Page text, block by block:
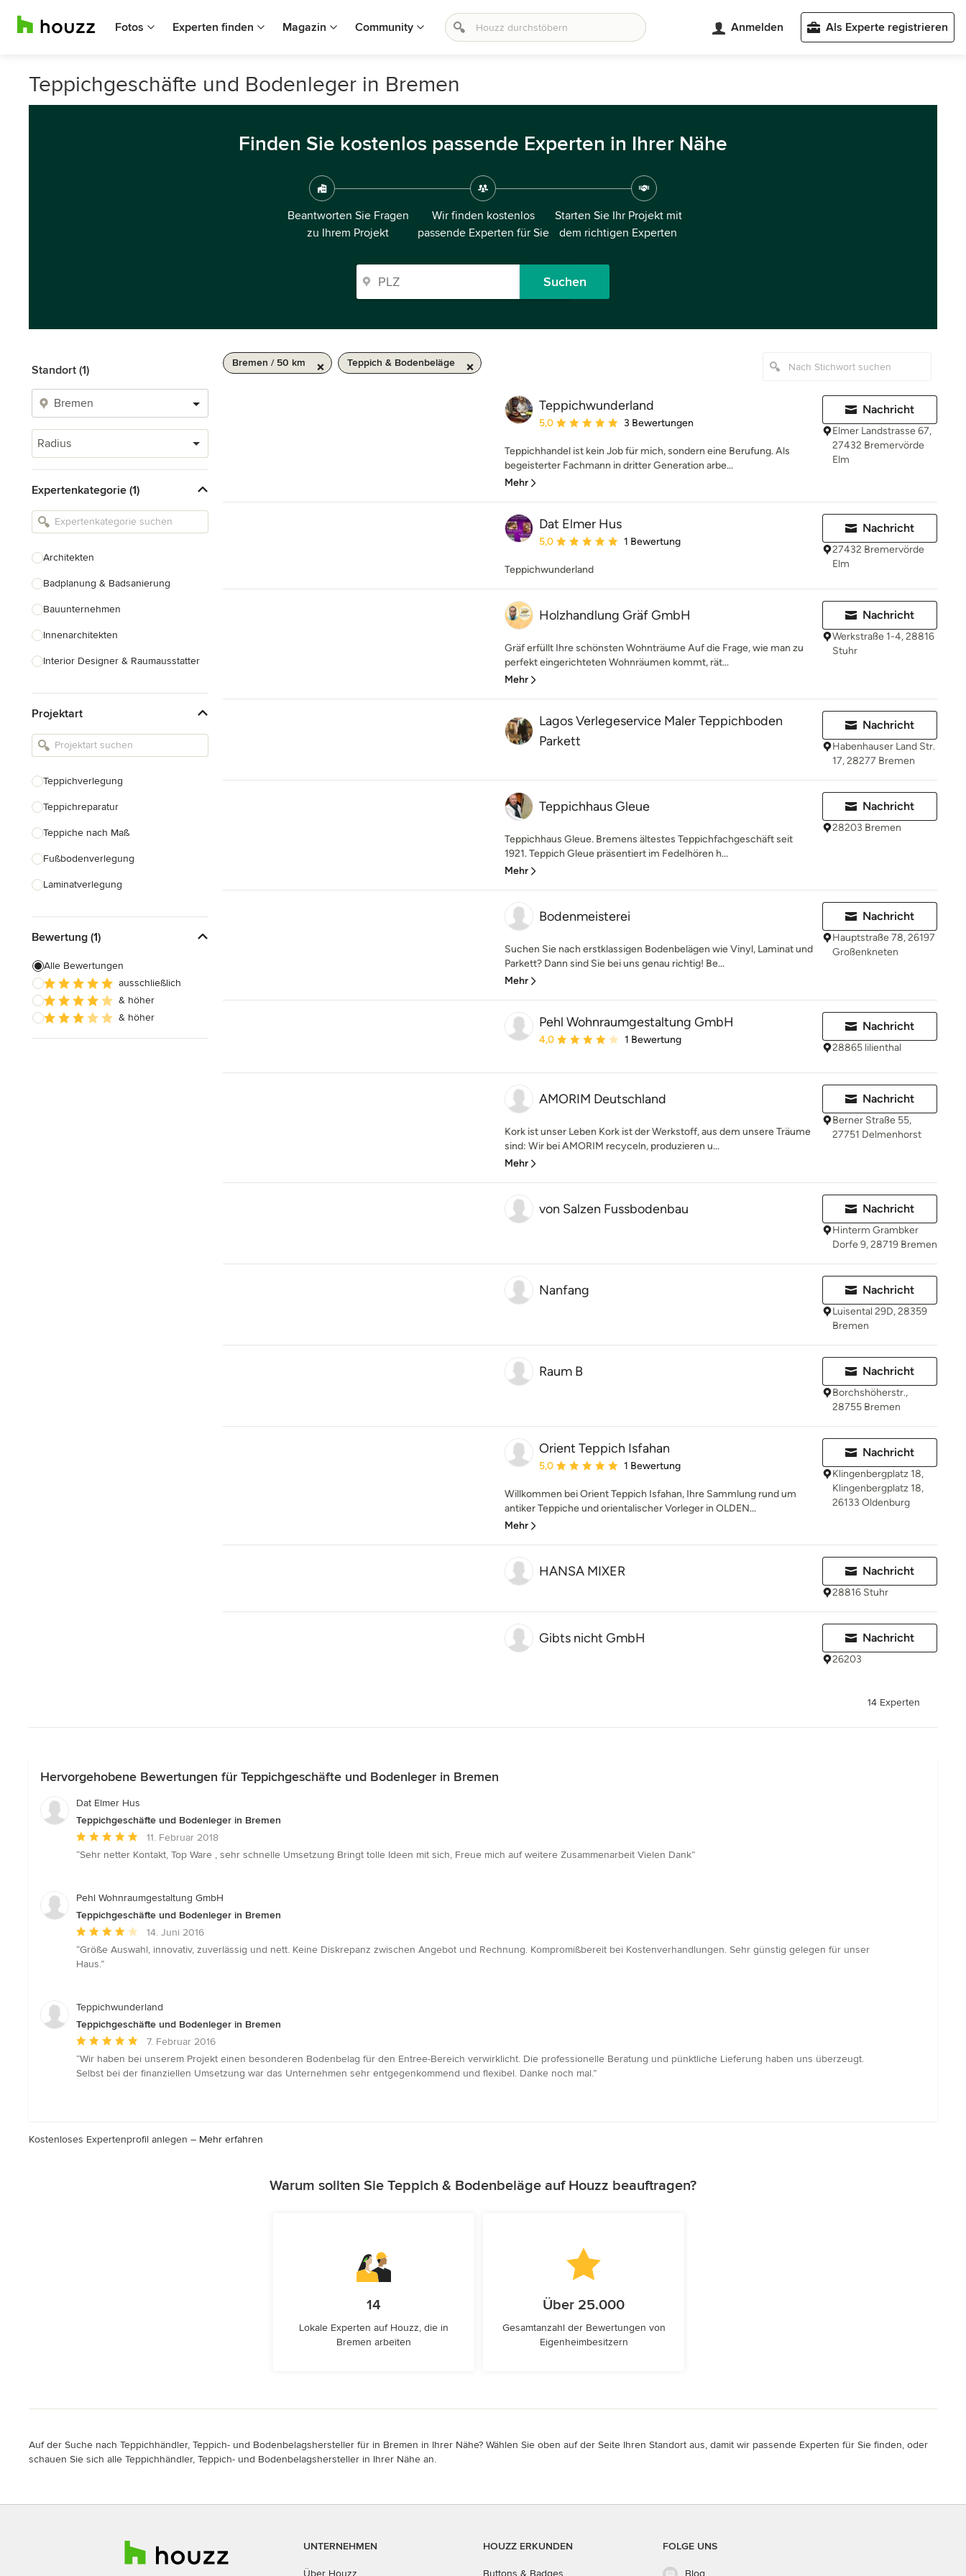
Fotos Experten finden Magazin Community Anmelden Als Experte registrieren
Teppichgeschäfte und Bodenleger in Bremen
Finden Sie kostenlos passende Experten in Ihrer Nähe
Beantworten Sie Fragen
zu Ihrem Projekt
Wir finden kostenlos
passende Experten für Sie
Starten Sie Ihr Projekt mit
dem richtigen Experten
Suchen
Standort (1)
Radius
Expertenkategorie (1)
Architekten
Badplanung & Badsanierung
Bauunternehmen
Innenarchitekten
Interior Designer & Raumausstatter
Landschaftsarchitekten
Armaturen & Sanitärbedarf
Einbauschränke
Projektart
Teppichverlegung
Teppichreparatur
Teppiche nach Maß
Fußbodenverlegung
Laminatverlegung
Fußbodenausgleich
Alle anzeigen
Bewertung (1)
Alle Bewertungen
ausschließlich
& höher
& höher
Bremen / 50 km Teppich & Bodenbeläge
Teppichwunderland
Durchschnittliche Bewertung: 5 von 5 Sternen
5,0 3 Bewertungen
Teppichhandel ist kein Job für mich, sondern eine Berufung. Als
begeisterter Fachmann in dritter Generation arbe...
Mehr
Nachricht
Elmer Landstrasse 67,
27432 Bremervörde
Elm
Dat Elmer Hus
Durchschnittliche Bewertung: 5 von 5 Sternen
5,0 1 Bewertung
Teppichwunderland
Nachricht
27432 Bremervörde
Elm
Holzhandlung Gräf GmbH
Gräf erfüllt Ihre schönsten Wohnträume Auf die Frage, wie man zu
perfekt eingerichteten Wohnräumen kommt, rät...
Mehr
Nachricht
Werkstraße 1-4, 28816
Stuhr
Lagos Verlegeservice Maler Teppichboden
Parkett
Nachricht
Habenhauser Land Str.
17, 28277 Bremen
Teppichhaus Gleue
Teppichhaus Gleue. Bremens ältestes Teppichfachgeschäft seit
1921. Teppich Gleue präsentiert im Fedelhören h...
Mehr
Nachricht
28203 Bremen
Bodenmeisterei
Suchen Sie nach erstklassigen Bodenbelägen wie Vinyl, Laminat und
Parkett? Dann sind Sie bei uns genau richtig! Be...
Mehr
Nachricht
Hauptstraße 78, 26197
Großenkneten
Pehl Wohnraumgestaltung GmbH
Durchschnittliche Bewertung: 4 von 5 Sternen
4,0 1 Bewertung
Nachricht
28865 lilienthal
AMORIM Deutschland
Kork ist unser Leben Kork ist der Werkstoff, aus dem unsere Träume
sind: Wir bei AMORIM recyceln, produzieren u...
Mehr
Nachricht
Berner Straße 55,
27751 Delmenhorst
von Salzen Fussbodenbau Nachricht
Hinterm Grambker
Dorfe 9, 28719 Bremen
Nanfang Nachricht
Luisental 29D, 28359
Bremen
Raum B Nachricht
Borchshöherstr.,
28755 Bremen
Orient Teppich Isfahan
Durchschnittliche Bewertung: 5 von 5 Sternen
5,0 1 Bewertung
Willkommen bei Orient Teppich Isfahan, Ihre Sammlung rund um
antiker Teppiche und orientalischer Vorleger in OLDEN...
Mehr
Nachricht
Klingenbergplatz 18,
Klingenbergplatz 18,
26133 Oldenburg
HANSA MIXER Nachricht
28816 Stuhr
Gibts nicht GmbH Nachricht
26203
14 Experten
Hervorgehobene Bewertungen für Teppichgeschäfte und Bodenleger in Bremen
Dat Elmer Hus
Teppichgeschäfte und Bodenleger in Bremen
Durchschnittliche
Bewertung:
5
11. Februar 2018
“Sehr netter Kontakt, Top Ware , sehr schnelle Umsetzung Bringt tolle Ideen mit sich, Freue mich auf weitere Zusammenarbeit Vielen Dank”
Pehl Wohnraumgestaltung GmbH
Teppichgeschäfte und Bodenleger in Bremen
Durchschnittliche
Bewertung:
4
Sternen
14. Juni 2016
“Größe Auswahl, innovativ, zuverlässig und nett. Keine Diskrepanz zwischen Angebot und Rechnung. Kompromißbereit bei Kostenverhandlungen. Sehr günstig gelegen für unser
Haus.”
Teppichwunderland
Teppichgeschäfte und Bodenleger in Bremen
Durchschnittliche
Bewertung:
5
7. Februar 2016
“Wir haben bei unserem Projekt einen besonderen Bodenbelag für den Entree-Bereich verwirklicht. Die professionelle Beratung und pünktliche Lieferung haben uns überzeugt.
Selbst bei der finanziellen Umsetzung war das Unternehmen sehr entgegenkommend und flexibel. Danke noch mal.”
Kostenloses Expertenprofil anlegen – Mehr erfahren
Warum sollten Sie Teppich & Bodenbeläge auf Houzz beauftragen?
14
Lokale Experten auf Houzz, die in
Bremen arbeiten
Über 25.000
Gesamtanzahl der Bewertungen von
Eigenheimbesitzern
Auf der Suche nach Teppichhändler, Teppich- und Bodenbelagshersteller für in Bremen in Ihrer Nähe? Wählen Sie oben auf der Seite Ihren Standort aus, damit wir passende Experten für Sie finden, oder
schauen Sie sich alle Teppichhändler, Teppich- und Bodenbelagshersteller in Ihrer Nähe an.
UNTERNEHMEN
Über Houzz
HOUZZ ERKUNDEN
Buttons & Badges
FOLGE UNS
Blog